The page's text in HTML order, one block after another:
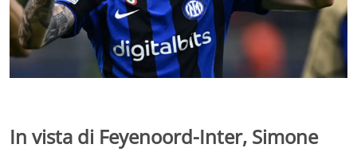
In vista di Feyenoord-Inter, Simone